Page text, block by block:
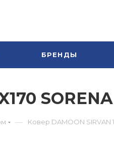
БРЕНДЫ
— Ковер DAMOON SIRVAN